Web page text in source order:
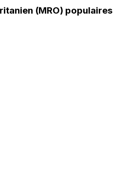
(MRO) populaires